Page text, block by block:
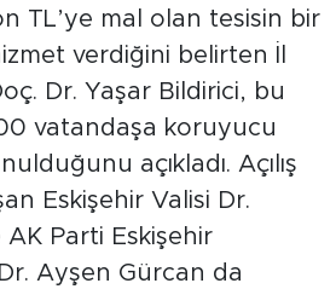
TL’ye mal olan tesisin bir
verdiğini belirten İl
Dr. Yaşar Bildirici, bu
vatandaşa koruyucu
açıkladı. Açılış
Eskişehir Valisi Dr.
AK Parti Eskişehir
Ayşen Gürcan da